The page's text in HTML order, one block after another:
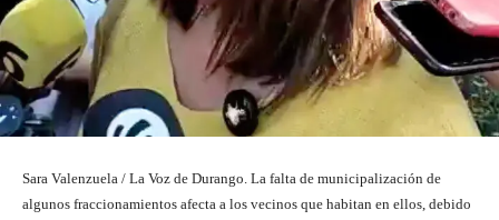
Sara Valenzuela / La Voz de Durango. La falta de municipalización de
algunos fraccionamientos afecta a los vecinos que habitan en ellos, debido